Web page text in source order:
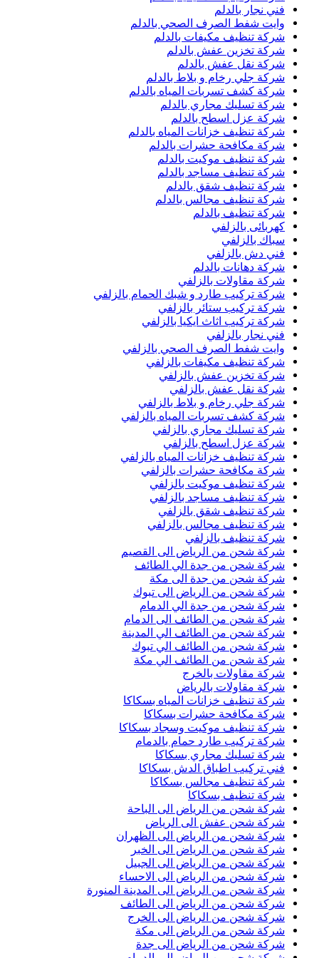
فني نجار بالدلم
وايت شفط الصرف الصحي بالدلم
شركة تنظيف مكيفات بالدلم
شركة تخزين عفش بالدلم
شركة نقل عفش بالدلم
شركة جلي رخام و بلاط بالدلم
شركة كشف تسربات المياه بالدلم
شركة تسليك مجاري بالدلم
شركة عزل اسطح بالدلم
شركة تنظيف خزانات المياه بالدلم
شركة مكافحة حشرات بالدلم
شركة تنظيف موكيت بالدلم
شركة تنظيف مساجد بالدلم
شركة تنظيف شقق بالدلم
شركة تنظيف مجالس بالدلم
شركة تنظيف بالدلم
كهربائى بالزلفي
سباك بالزلفي
فني دش بالزلفي
شركة دهانات بالدلم
شركة مقاولات بالزلفي
شركة تركيب طارد و شبك الحمام بالزلفي
شركة تركيب ستائر بالزلفي
شركة تركيب اثاث ايكيا بالزلفي
فني نجار بالزلفي
وايت شفط الصرف الصحي بالزلفي
شركة تنظيف مكيفات بالزلفي
شركة تخزين عفش بالزلفي
شركة نقل عفش بالزلفي
شركة جلي رخام و بلاط بالزلفي
شركة كشف تسربات المياه بالزلفي
شركة تسليك مجاري بالزلفي
شركة عزل اسطح بالزلفي
شركة تنظيف خزانات المياه بالزلفي
شركة مكافحة حشرات بالزلفي
شركة تنظيف موكيت بالزلفي
شركة تنظيف مساجد بالزلفي
شركة تنظيف شقق بالزلفي
شركة تنظيف مجالس بالزلفي
شركة تنظيف بالزلفي
شركة شحن من الرياض الى القصيم
شركة شحن من جدة الي الطائف
شركة شحن من جدة الى مكة
شركة شحن من الرياض الى تبوك
شركة شحن من جدة الي الدمام
شركة شحن من الطائف الى الدمام
شركة شحن من الطائف الي المدينة
شركة شحن من الطائف الي تبوك
شركة شحن من الطائف الي مكة
شركة مقاولات بالخرج
شركة مقاولات بالرياض
شركة تنظيف خزانات المياه بسكاكا
شركة مكافحة حشرات بسكاكا
شركة تنظيف موكيت وسجاد بسكاكا
شركة تركيب طارد حمام بالدمام
شركة تسليك مجاري بسكاكا
فني تركيب اطباق الدش بسكاكا
شركة تنظيف مجالس بسكاكا
شركة تنظيف بسكاكا
شركة شحن من الرياض الى الباحة
شركة شحن عفش الى الرياض
شركة شحن من الرياض الى الظهران
شركة شحن من الرياض الى الخبر
شركة شحن من الرياض الى الجبيل
شركة شحن من الرياض الى الاحساء
شركة شحن من الرياض الى المدينة المنورة
شركة شحن من الرياض الى الطائف
شركة شحن من الرياض الى الخرج
شركة شحن من الرياض الى مكة
شركة شحن من الرياض الى جدة